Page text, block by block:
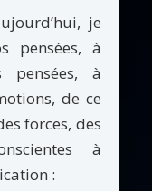
je
pensées, à
pensées, à
de ce
forces, des
à
: